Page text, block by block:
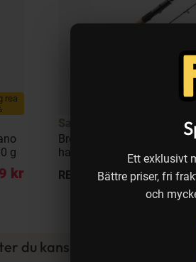
Ett exklusivt
Bättre priser, fri
och
rea
g
kr
Savage Gear, Shimano
Browser V2 + Vanford FA
haspelset 8'6" -100 g inkl.
REA pris:
4
du kanske gillar!